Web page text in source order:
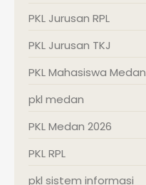
PKL Jurusan RPL
PKL Jurusan TKJ
PKL Mahasiswa Medan
pkl medan
PKL Medan 2026
PKL RPL
pkl sistem informasi